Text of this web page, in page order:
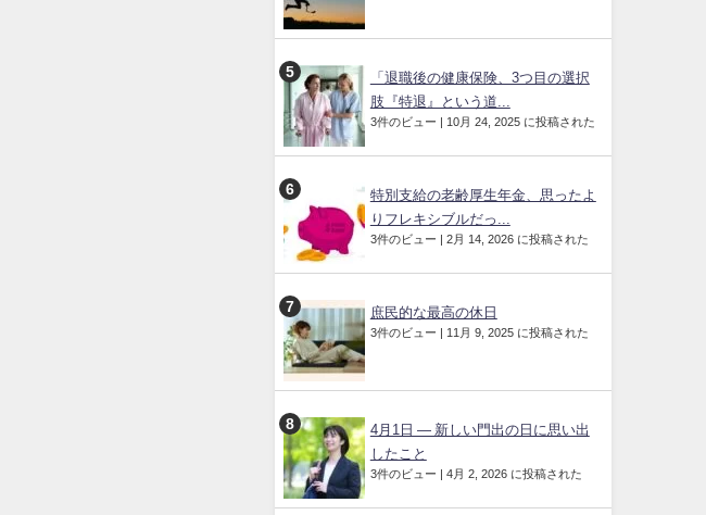
「退職後の健康保険、3つ目の選択
肢『特退』という道...
3件のビュー | 10月 24, 2025 に投稿された
特別支給の老齢厚生年金、思ったよ
りフレキシブルだっ...
3件のビュー | 2月 14, 2026 に投稿された
庶民的な最高の休日
3件のビュー | 11月 9, 2025 に投稿された
4月1日 ― 新しい門出の日に思い出
したこと
3件のビュー | 4月 2, 2026 に投稿された